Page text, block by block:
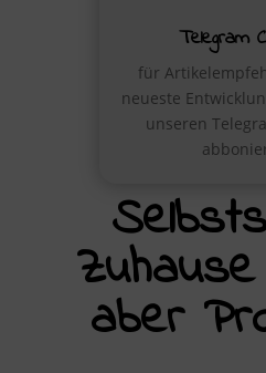
Telegram
für
neueste
unseren
aber